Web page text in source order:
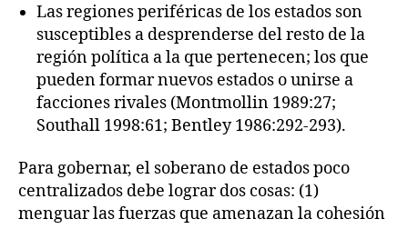
Las regiones periféricas de los estados son
susceptibles a desprenderse del resto de la
región política a la que pertenecen; los que
pueden formar nuevos estados o unirse a
facciones rivales (Montmollin 1989:27;
Southall 1998:61; Bentley 1986:292-293).
Para gobernar, el soberano de estados poco
centralizados debe lograr dos cosas: (1)
menguar las fuerzas que amenazan la cohesión